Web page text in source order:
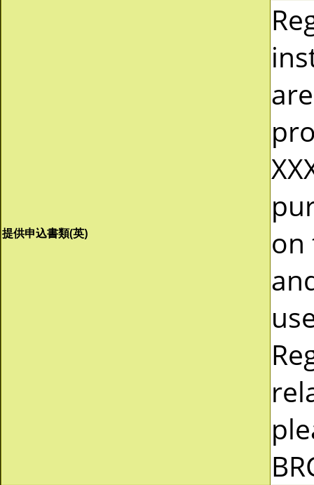
提供申込書類(英)
on